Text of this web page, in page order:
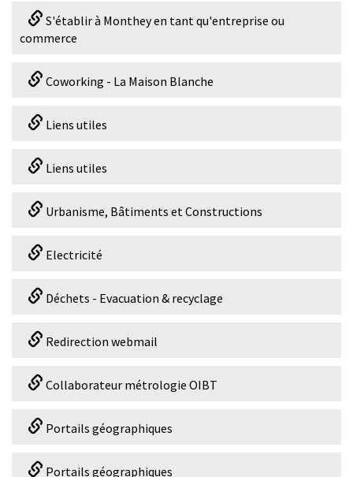
S'établir à Monthey en tant qu'entreprise ou
commerce
Coworking - La Maison Blanche
Liens utiles
Liens utiles
Urbanisme, Bâtiments et Constructions
Electricité
Déchets - Evacuation & recyclage
Redirection webmail
Collaborateur métrologie OIBT
Portails géographiques
Portails géographiques